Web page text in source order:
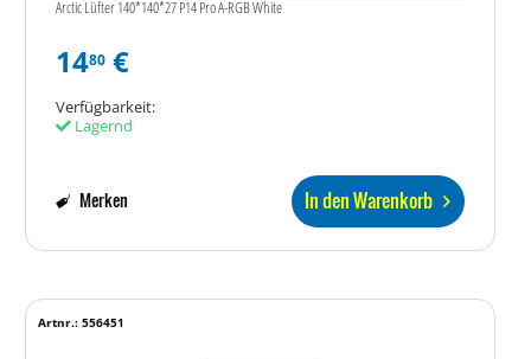
Arctic Lüfter 140*140*27 P14 Pro A-RGB White
1480 €
Verfügbarkeit:
Lagernd
In den Warenkorb
Merken
Artnr.: 556451